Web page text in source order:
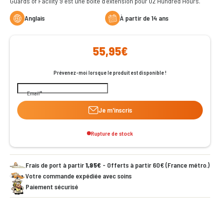
Anglais à partir de 14 ans
55,95€
Prévenez-moi lorsque le produit est disponible !
Email
Je m'inscris
Rupture de stock
Frais de port à partir1,95€ - Offerts à partir 60€ (France métro.)
Votre commande expédiée avec soins
Paiement sécurisé